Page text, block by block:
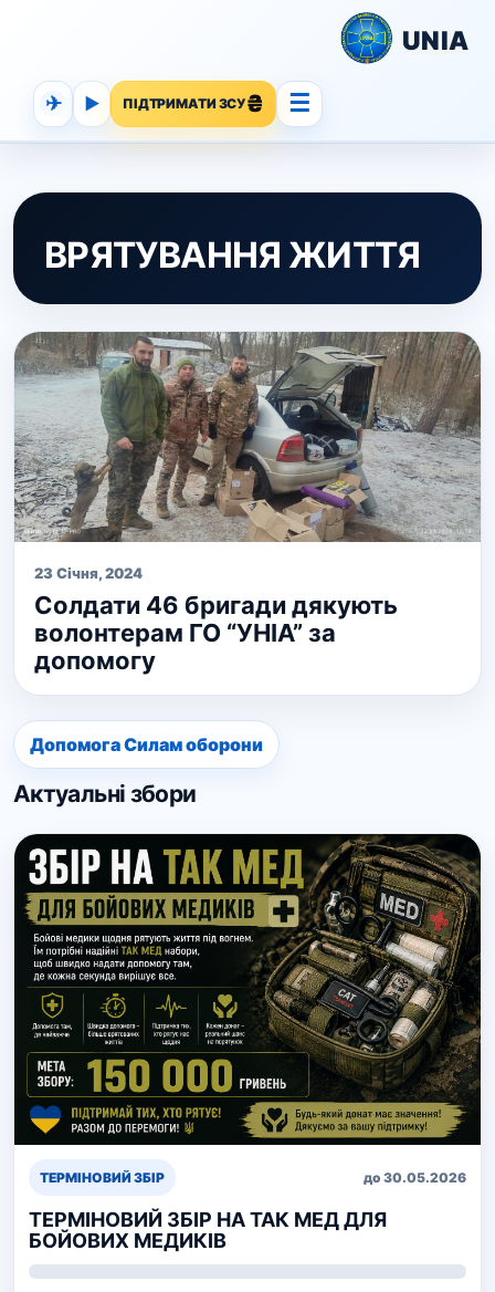
UNIA
✈ ▶ ПІДТРИМАТИ ЗСУ ☰
ВРЯТУВАННЯ ЖИТТЯ
23 Січня, 2024
Солдати 46 бригади дякують
волонтерам ГО “УНІА” за
допомогу
Допомога Силам оборони
Актуальні збори
ТЕРМІНОВИЙ ЗБІР до 30.05.2026
ТЕРМІНОВИЙ ЗБІР НА ТАК МЕД ДЛЯ
БОЙОВИХ МЕДИКІВ